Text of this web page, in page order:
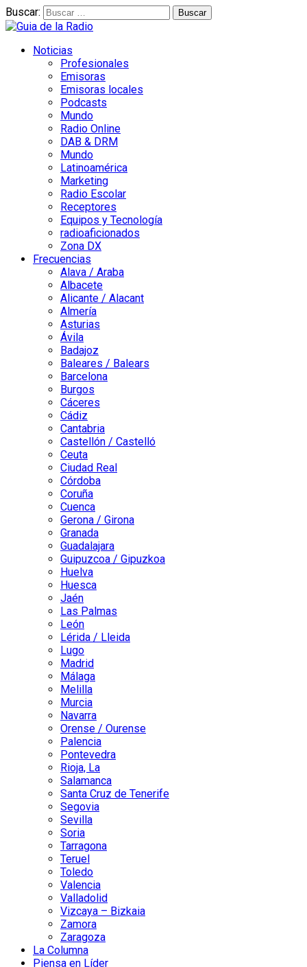
Buscar:
Noticias
Profesionales
Emisoras
Emisoras locales
Podcasts
Mundo
Radio Online
DAB & DRM
Mundo
Latinoamérica
Marketing
Radio Escolar
Receptores
Equipos y Tecnología
radioaficionados
Zona DX
Frecuencias
Alava / Araba
Albacete
Alicante / Alacant
Almería
Asturias
Ávila
Badajoz
Baleares / Balears
Barcelona
Burgos
Cáceres
Cádiz
Cantabria
Castellón / Castelló
Ceuta
Ciudad Real
Córdoba
Coruña
Cuenca
Gerona / Girona
Granada
Guadalajara
Guipuzcoa / Gipuzkoa
Huelva
Huesca
Jaén
Las Palmas
León
Lérida / Lleida
Lugo
Madrid
Málaga
Melilla
Murcia
Navarra
Orense / Ourense
Palencia
Pontevedra
Rioja, La
Salamanca
Santa Cruz de Tenerife
Segovia
Sevilla
Soria
Tarragona
Teruel
Toledo
Valencia
Valladolid
Vizcaya – Bizkaia
Zamora
Zaragoza
La Columna
Piensa en Líder